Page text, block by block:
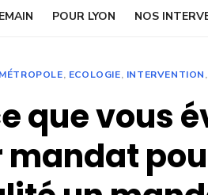
POUR LYON NOS
, ECOLOGIE, INTERVENTION,
que vous